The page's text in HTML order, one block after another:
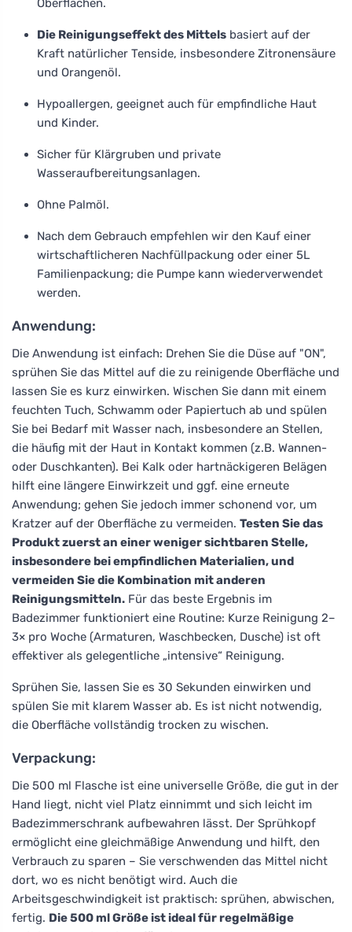
Die Reinigungseffekt des Mittels basiert auf der
Kraft natürlicher Tenside, insbesondere Zitronensäure
und Orangenöl.
Hypoallergen, geeignet auch für empfindliche Haut
und Kinder.
Sicher für Klärgruben und private
Wasseraufbereitungsanlagen.
Ohne Palmöl.
Nach dem Gebrauch empfehlen wir den Kauf einer
wirtschaftlicheren Nachfüllpackung oder einer 5L
Familienpackung; die Pumpe kann wiederverwendet
werden.
Anwendung:
Die Anwendung ist einfach: Drehen Sie die Düse auf "ON",
sprühen Sie das Mittel auf die zu reinigende Oberfläche und
lassen Sie es kurz einwirken. Wischen Sie dann mit einem
feuchten Tuch, Schwamm oder Papiertuch ab und spülen
Sie bei Bedarf mit Wasser nach, insbesondere an Stellen,
die häufig mit der Haut in Kontakt kommen (z.B. Wannen-
oder Duschkanten). Bei Kalk oder hartnäckigeren Belägen
hilft eine längere Einwirkzeit und ggf. eine erneute
Anwendung; gehen Sie jedoch immer schonend vor, um
Kratzer auf der Oberfläche zu vermeiden. Testen Sie das
Produkt zuerst an einer weniger sichtbaren Stelle,
insbesondere bei empfindlichen Materialien, und
vermeiden Sie die Kombination mit anderen
Reinigungsmitteln. Für das beste Ergebnis im
Badezimmer funktioniert eine Routine: Kurze Reinigung 2–
3× pro Woche (Armaturen, Waschbecken, Dusche) ist oft
effektiver als gelegentliche „intensive“ Reinigung.
Sprühen Sie, lassen Sie es 30 Sekunden einwirken und
spülen Sie mit klarem Wasser ab. Es ist nicht notwendig,
die Oberfläche vollständig trocken zu wischen.
Verpackung:
Die 500 ml Flasche ist eine universelle Größe, die gut in der
Hand liegt, nicht viel Platz einnimmt und sich leicht im
Badezimmerschrank aufbewahren lässt. Der Sprühkopf
ermöglicht eine gleichmäßige Anwendung und hilft, den
Verbrauch zu sparen – Sie verschwenden das Mittel nicht
dort, wo es nicht benötigt wird. Auch die
Arbeitsgeschwindigkeit ist praktisch: sprühen, abwischen,
fertig. Die 500 ml Größe ist ideal für regelmäßige